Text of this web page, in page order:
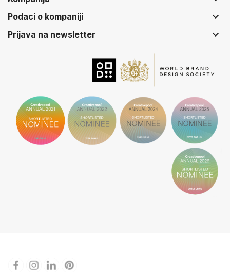
Podaci o kompaniji keyboard_arrow_down
Prijava na newsletter keyboard_arrow_down